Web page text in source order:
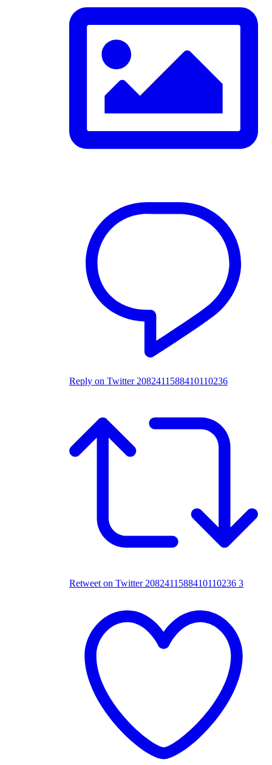
Reply on Twitter 2082411588410110236
Retweet on Twitter 2082411588410110236 3